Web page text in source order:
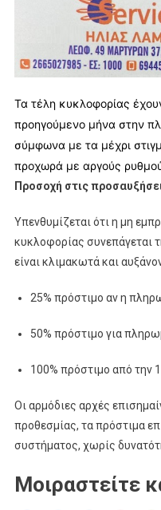
Τα τέλη κυκλοφορίας
προηγούμενο μήνα στην
σύμφωνα με τα μέχρι
προχωρά με αργούς
Προσοχή στις
Υπενθυμίζεται ότι η μη
κυκλοφορίας συνεπάγεται
είναι κλιμακωτά και
25% πρόστιμο αν η
50% πρόστιμο για
100% πρόστιμο από την
Οι αρμόδιες αρχές
προθεσμίας, τα πρόστιμα
συστήματος, χωρίς
Μοιραστείτε